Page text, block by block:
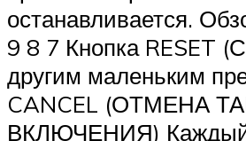
останавливается.
9 8 7 Кнопка RESET
другим маленьким
CANCEL (ОТМЕНА
ВКЛЮЧЕНИЯ) Каждый